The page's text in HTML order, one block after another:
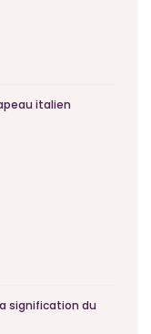
italien
signification du